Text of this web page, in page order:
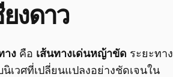
งดาว
าง คือ เส้นทางเด่นหญ้าขัด ระยะทาง
เวศที่เปลี่ยนแปลงอย่างชัดเจนใน